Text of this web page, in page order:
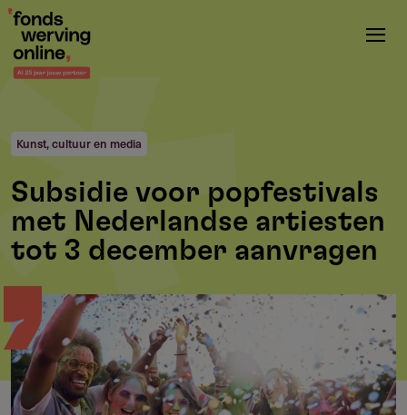
Overslaan
naar
de
gaan
Kunst, cultuur en media
Subsidie voor popfestivals
met Nederlandse artiesten
tot 3 december aanvragen